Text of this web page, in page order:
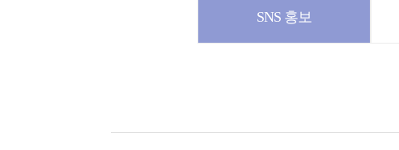
SNS 홍보